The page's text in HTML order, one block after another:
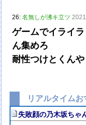
26:名無しが沸キ立ツ
ゲームでイライ
ん集めろ
耐性つけとくんや
リアルタイム
失敗顔の乃木坂ちゃ